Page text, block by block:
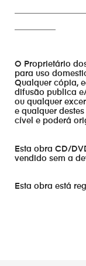
O Proprietário
para uso
Qualquer cópia,
difusão publica
ou qualquer
e qualquer
cível e poderá
Esta obra CD/
vendido sem a
Esta obra está